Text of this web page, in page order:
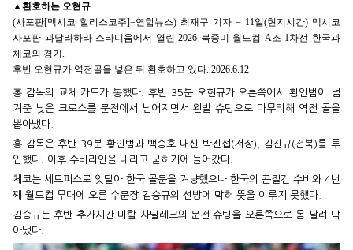
▲환호하는 오현규
(사포판[멕시코 할리스코주]=연합뉴스) 최재구 기자 = 11일(현지시간) 멕시코
사포판 과달라하라 스타디움에서 열린 2026 북중미 월드컵 A조 1차전 한국과
체코의 경기.
후반 오현규가 역전골을 넣은 뒤 환호하고 있다. 2026.6.12
홍 감독의 교체 카드가 통했다. 후반 35분 오현규가 오른쪽에서 황인범이 넘
겨준 낮은 크로스를 문전에서 넘어지면서 왼발 슈팅으로 마무리해 역전 골을
뽑아냈다.
홍 감독은 후반 39분 황인범과 백승호 대신 박진섭(저장), 김진규(전북)를 투
입했다. 이후 수비라인을 내리고 굳히기에 들어갔다.
체코는 세트피스로 잇달아 한국 골문을 겨냥했으나 한국의 끈질긴 수비와 4번
째 월드컵 무대에 오른 수문장 김승규의 선방에 막혀 뜻을 이루지 못했다.
김승규는 후반 추가시간 미할 사딜레크의 문전 슈팅을 오른쪽으로 몸 날려 막
아냈다.